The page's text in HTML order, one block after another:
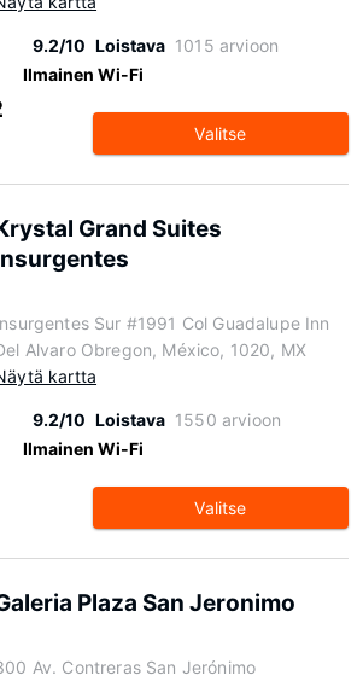
9.2/10 Loistava 1015 arvioon
Ilmainen Wi-Fi
Valitse
Grand Suites
Sur #1991 Col Guadalupe Inn
Alvaro Obregon, México, 1020, MX
kartta
9.2/10 Loistava 1550 arvioon
Ilmainen Wi-Fi
Valitse
Plaza San Jeronimo
Av. Contreras San Jerónimo